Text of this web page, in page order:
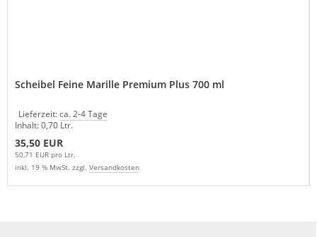
Scheibel Feine Marille Premium Plus 700 ml
Lieferzeit:ca. 2-4 Tage
Inhalt: 0,70 Ltr.
35,50 EUR
50,71 EUR pro Ltr.
inkl. 19 % MwSt. zzgl. Versandkosten